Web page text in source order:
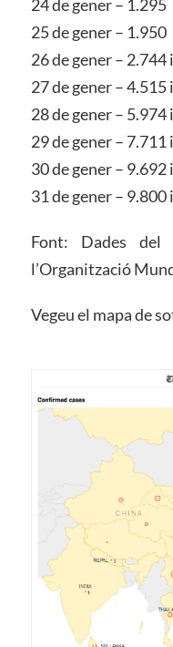
24 de gener – 1.295
25 de gener – 1.950
26 de gener –
27 de gener –
28 de gener –
29 de gener –
30 de gener –
31 de gener –
Font: Dades
l’Organització
Vegeu el mapa de